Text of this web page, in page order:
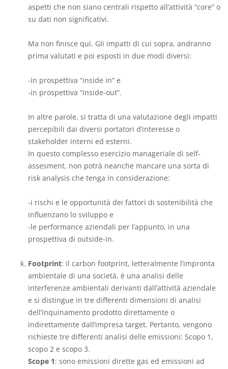
aspetti che non siano centrali rispetto all’attività “core” o
su dati non significativi.
Ma non finisce qui. Gli impatti di cui sopra, andranno
prima valutati e poi esposti in due modi diversi:
-in prospettiva “inside in” e
-in prospettiva “inside-out”.
In altre parole, si tratta di una valutazione degli impatti
percepibili dai diversi portatori d’interesse o
stakeholder interni ed esterni.
In questo complesso esercizio manageriale di self-
assesment, non potrà neanche mancare una sorta di
risk analysis che tenga in considerazione:
-i rischi e le opportunità dei fattori di sostenibilità che
influenzano lo sviluppo e
-le performance aziendali per l’appunto, in una
prospettiva di outside-in.
Footprint: il carbon footprint, letteralmente l’impronta
ambientale di una società, è una analisi delle
interferenze ambientali derivanti dall’attività aziendale
e si distingue in tre differenti dimensioni di analisi
dell’inquinamento prodotto direttamente o
indirettamente dall’impresa target. Pertanto, vengono
richieste tre differenti analisi delle emissioni: Scopo 1,
scopo 2 e scopo 3.
Scope 1: sono emissioni dirette gas ed emissioni ad